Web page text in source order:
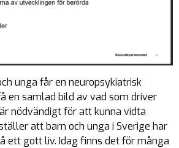
unga får en neuropsykiatrisk
en samlad bild av vad som driver
nödvändigt för att kunna vidta
att barn och unga i Sverige har
ett gott liv. Idag finns det för många